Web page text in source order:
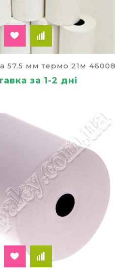
57,5 мм термо 21м 46008
за 1-2 дні